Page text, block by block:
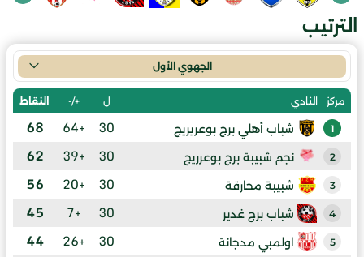
الترتيب
الجهوي الأول
مركز النادي ل +/- النقاط
1 شباب أهلي برج بوعريريج 30
+64
68
2 نجم شبيبة برج بوعرريج 30
+39
62
3 شبيبة محارقة 30
+20
56
4 شباب برج غدير 30
+7
45
5 اولمبي مدجانة 30
+26
44